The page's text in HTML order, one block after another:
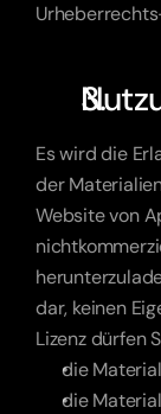
Es wird die
der
Website von
dar, keinen
Lizenz dürfen
die
die